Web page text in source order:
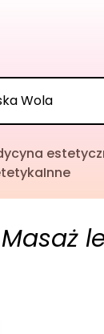
Inne